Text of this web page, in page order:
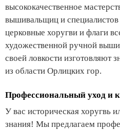
высококачественное
вышивальщиц и
церковные хоругви и флаги
художественной ручной
своей ловкости
из области Орлицких гор.
Профессиональный уход и
У вас историческая хоругвь
знания! Мы предлагаем